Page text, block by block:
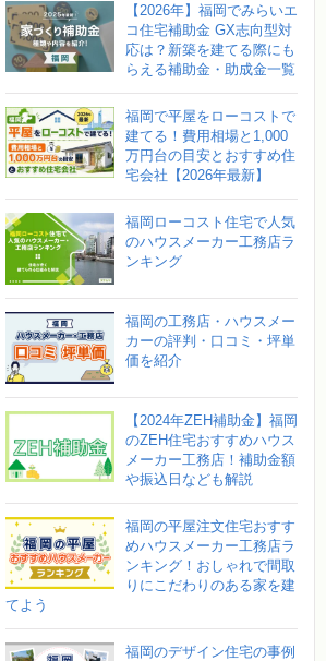
【2026年】福岡でみらいエ
コ住宅補助金 GX志向型対
応は？新築を建てる際にも
らえる補助金・助成金一覧
福岡で平屋をローコストで
建てる！費用相場と1,000
万円台の目安とおすすめ住
宅会社【2026年最新】
福岡ローコスト住宅で人気
のハウスメーカー工務店ラ
ンキング
福岡の工務店・ハウスメー
カーの評判・口コミ・坪単
価を紹介
【2024年ZEH補助金】福岡
のZEH住宅おすすめハウス
メーカー工務店！補助金額
や振込日なども解説
福岡の平屋注文住宅おすす
めハウスメーカー工務店ラ
ンキング！おしゃれで間取
りにこだわりのある家を建
てよう
福岡のデザイン住宅の事例